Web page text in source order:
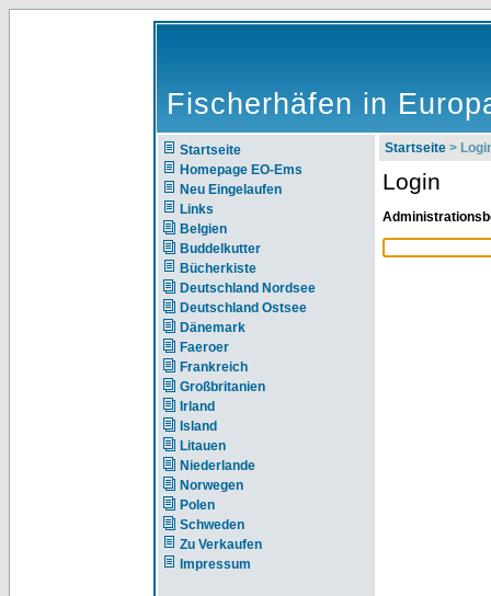
Fischerhäfen in
Startseite
Homepage EO-Ems
Neu Eingelaufen
Links
Belgien
Buddelkutter
Bücherkiste
Deutschland Nordsee
Deutschland Ostsee
Dänemark
Faeroer
Frankreich
Großbritanien
Irland
Island
Litauen
Niederlande
Norwegen
Polen
Schweden
Zu Verkaufen
Impressum
Startseite >
Login